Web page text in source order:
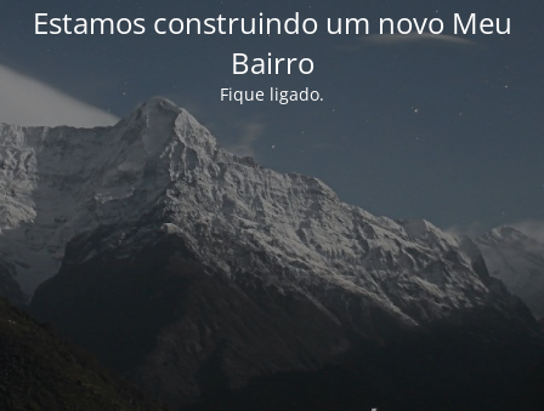
Estamos construindo um novo Meu
Bairro
Fique ligado.